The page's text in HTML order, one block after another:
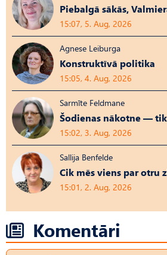
Piebalgā sākās,
15:07, 5. Aug, 2026
Agnese Leiburga
Konstruktīvā politika
15:05, 4. Aug, 2026
Sarmīte Feldmane
Šodienas nākotne —
15:02, 3. Aug, 2026
Sallija Benfelde
Cik mēs viens par otru
15:01, 2. Aug, 2026
Komentāri